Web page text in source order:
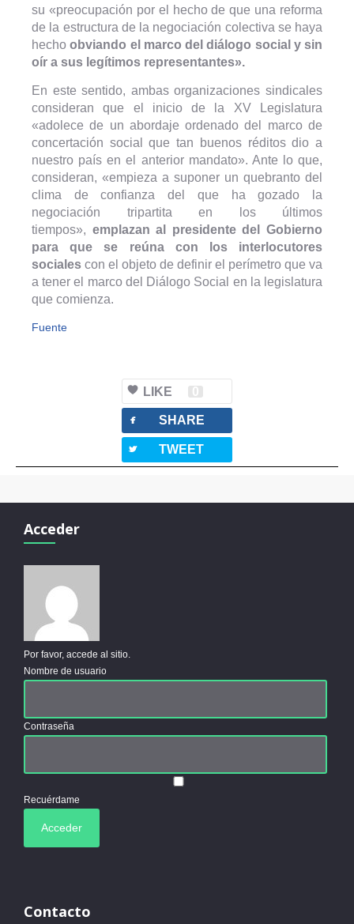
su «preocupación por el hecho de que una reforma
de la estructura de la negociación colectiva se haya
hechoobviando el marco del diálogo social y sin
oír a sus legítimos representantes».
En este sentido, ambas organizaciones sindicales
consideran que el inicio de la XV Legislatura
«adolece de un abordaje ordenado del marco de
concertación social que tan buenos réditos dio a
nuestro país en el anterior mandato». Ante lo que,
consideran, «empieza a suponer un quebranto del
clima de confianza del que ha gozado la
negociación tripartita en los últimos
tiempos», emplazan al presidente del Gobierno
para que se reúna con los interlocutores
sociales con el objeto de definir el perímetro que va
a tener el marco del Diálogo Social en la legislatura
que comienza.
Fuente
LIKE 0
facebook SHARE
twitterbird TWEET
Acceder
Por favor, accede al sitio.
Nombre de usuario
Contraseña
Recuérdame
Contacto